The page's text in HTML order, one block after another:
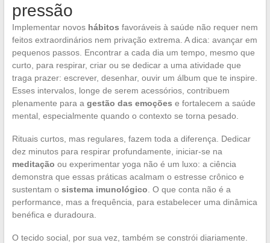
pressão
Implementar novos hábitos favoráveis à saúde não requer nem
feitos extraordinários nem privação extrema. A dica: avançar em
pequenos passos. Encontrar a cada dia um tempo, mesmo que
curto, para respirar, criar ou se dedicar a uma atividade que
traga prazer: escrever, desenhar, ouvir um álbum que te inspire.
Esses intervalos, longe de serem acessórios, contribuem
plenamente para a gestão das emoções e fortalecem a saúde
mental, especialmente quando o contexto se torna pesado.
Rituais curtos, mas regulares, fazem toda a diferença. Dedicar
dez minutos para respirar profundamente, iniciar-se na
meditação ou experimentar yoga não é um luxo: a ciência
demonstra que essas práticas acalmam o estresse crônico e
sustentam o sistema imunológico . O que conta não é a
performance, mas a frequência, para estabelecer uma dinâmica
benéfica e duradoura.
O tecido social, por sua vez, também se constrói diariamente.